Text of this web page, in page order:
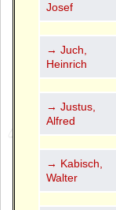
Josef
→ Juch,
Heinrich
→ Justus,
Alfred
→ Kabisch,
Walter